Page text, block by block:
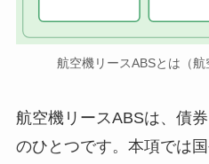
航空機リースABSとは（
航空機リースABSは、債
のひとつです。本項では